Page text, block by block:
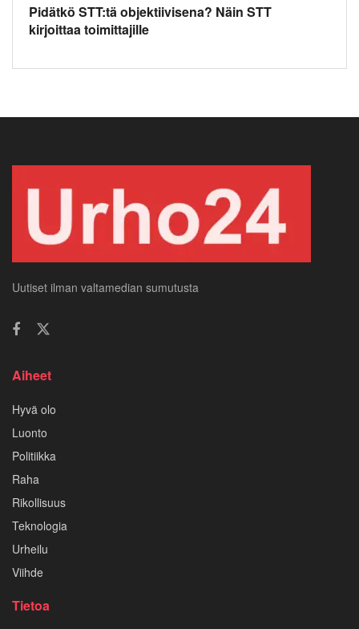
Pidätkö STT:tä objektiivisena? Näin STT
kirjoittaa toimittajille
Uutiset ilman valtamedian sumutusta
Aiheet
Hyvä olo
Luonto
Politiikka
Raha
Rikollisuus
Teknologia
Urheilu
Viihde
Tietoa